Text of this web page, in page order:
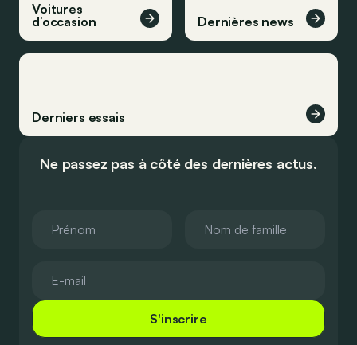
Voitures
d’occasion
Dernières news
Derniers essais
Ne passez pas à côté des dernières actus.
S'inscrire